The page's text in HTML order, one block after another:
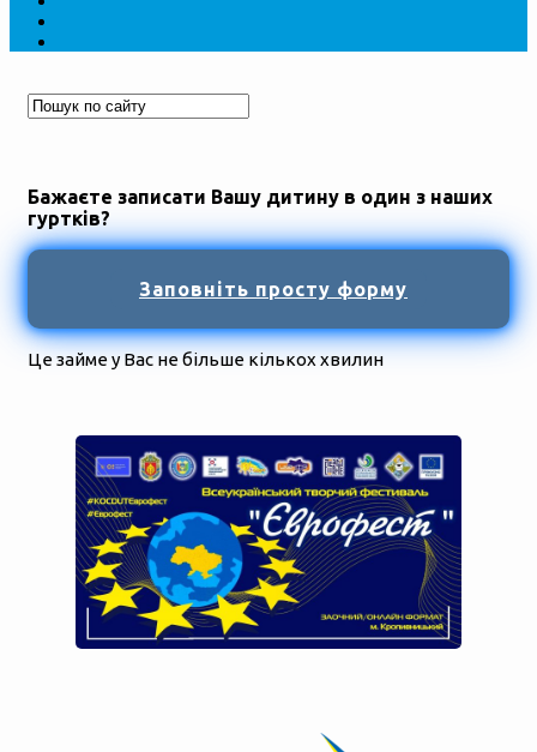
Бажаєте записати Вашу дитину в один з наших
гуртків?
Заповніть просту форму
Це займе у Вас не більше кількох хвилин